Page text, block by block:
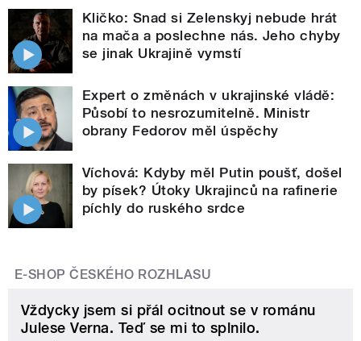
Kličko: Snad si Zelenskyj nebude hrát
na mača a poslechne nás. Jeho chyby
se jinak Ukrajině vymstí
Expert o změnách v ukrajinské vládě:
Působí to nesrozumitelně. Ministr
obrany Fedorov měl úspěchy
Víchová: Kdyby měl Putin poušť, došel
by písek? Útoky Ukrajinců na rafinerie
píchly do ruského srdce
E-SHOP ČESKÉHO ROZHLASU
Vždycky jsem si přál ocitnout se v románu
Julese Verna. Teď se mi to splnilo.